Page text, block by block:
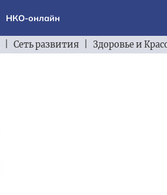
НКО-онлайн
Сеть развития Здоровье и